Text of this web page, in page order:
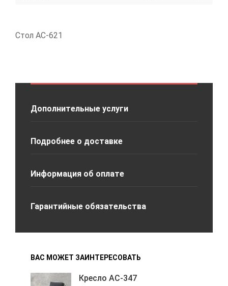
Стол АС-621
Дополнительные услуги
Подробнее о доставке
Информация об оплате
Гарантийные обязательства
ВАС МОЖЕТ ЗАИНТЕРЕСОВАТЬ
Кресло АС-347